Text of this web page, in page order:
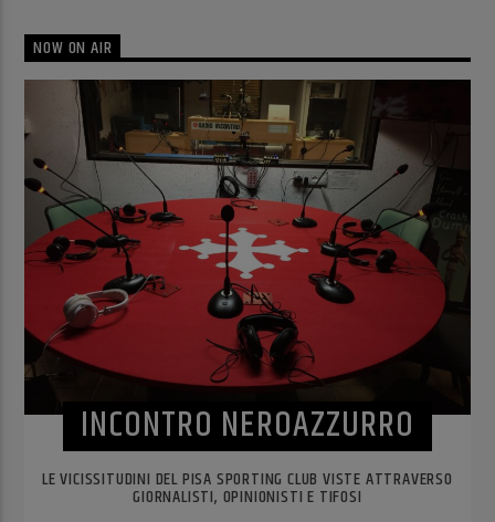
NOW ON AIR
INCONTRO NEROAZZURRO
LE VICISSITUDINI DEL PISA SPORTING CLUB VISTE ATTRAVERSO
GIORNALISTI, OPINIONISTI E TIFOSI